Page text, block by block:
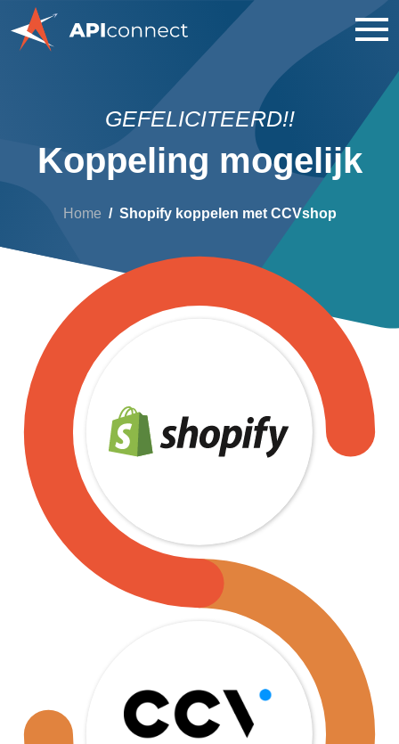
GEFELICITEERD!!
Koppeling mogelijk
Home Shopify koppelen met CCVshop